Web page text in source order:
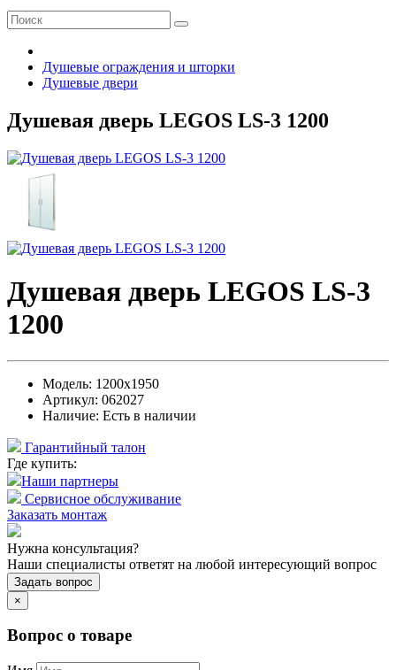
Душевые ограждения и шторки
Душевые двери
Душевая дверь LEGOS LS-3 1200
Душевая дверь LEGOS LS-3
1200
Модель: 1200х1950
Артикул: 062027
Наличие: Есть в наличии
Гарантийный талон
Где купить:
Наши партнеры
Сервисное обслуживание
Заказать монтаж
Нужна консультация?
Наши специалисты ответят на любой интересующий вопрос
Задать вопрос
×
Вопрос о товаре